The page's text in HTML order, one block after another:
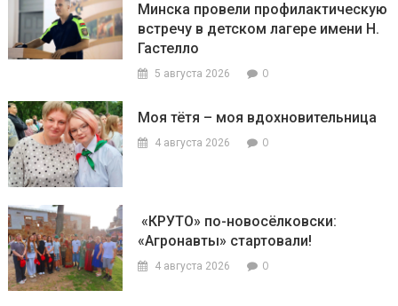
Минска провели профилактическую
встречу в детском лагере имени Н.
Гастелло
5 августа 2026 0
Моя тётя – моя вдохновительница
4 августа 2026 0
«КРУТО» по-новосёлковски:
«Агронавты» стартовали!
4 августа 2026 0